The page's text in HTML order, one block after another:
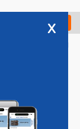
Check in
x